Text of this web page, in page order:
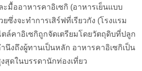
ะมื้ออาหารคาอิเซกิ (อาหารเย็นแบบ
ซึ่งจะทำการเสิร์ฟที่เรียวกัง (โรงแรม
ล์คาอิเซกิถูกจัดเตรียมโดยวัตถุดิบที่ปลูก
นึงถึงผู้ทานเป็นหลัก อาหารคาอิเซกิเป็น
สุดในบรรดานักท่องเที่ยว